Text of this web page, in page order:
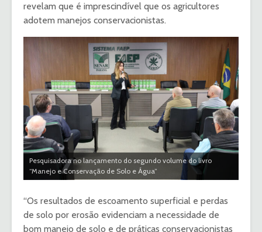
revelam que é imprescindível que os agricultores
adotem manejos conservacionistas.
Pesquisadora no lançamento do segundo volume do livro
“Manejo e Conservação de Solo e Água”
“Os resultados de escoamento superficial e perdas
de solo por erosão evidenciam a necessidade de
bom manejo de solo e de práticas conservacionistas